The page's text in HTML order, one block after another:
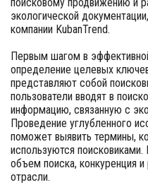
экологической
компании KubanTrend.
Первым шагом в
определение целевых
представляют собой
пользователи вводят в
информацию, связанную с
Проведение углубленного
поможет выявить термины,
используются
объем поиска, конкуренция
отрасли.